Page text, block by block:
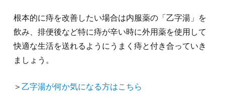
根本的に痔を改善したい場合は内服薬の「乙字湯」を
飲み、排便後など特に痔が辛い時に外用薬を使用して
快適な生活を送れるようにうまく痔と付き合っていき
ましょう。
＞ 乙字湯が何か気になる方はこちら